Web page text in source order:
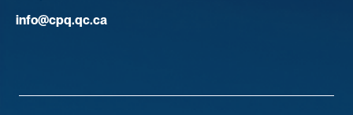
info@cpq.qc.ca